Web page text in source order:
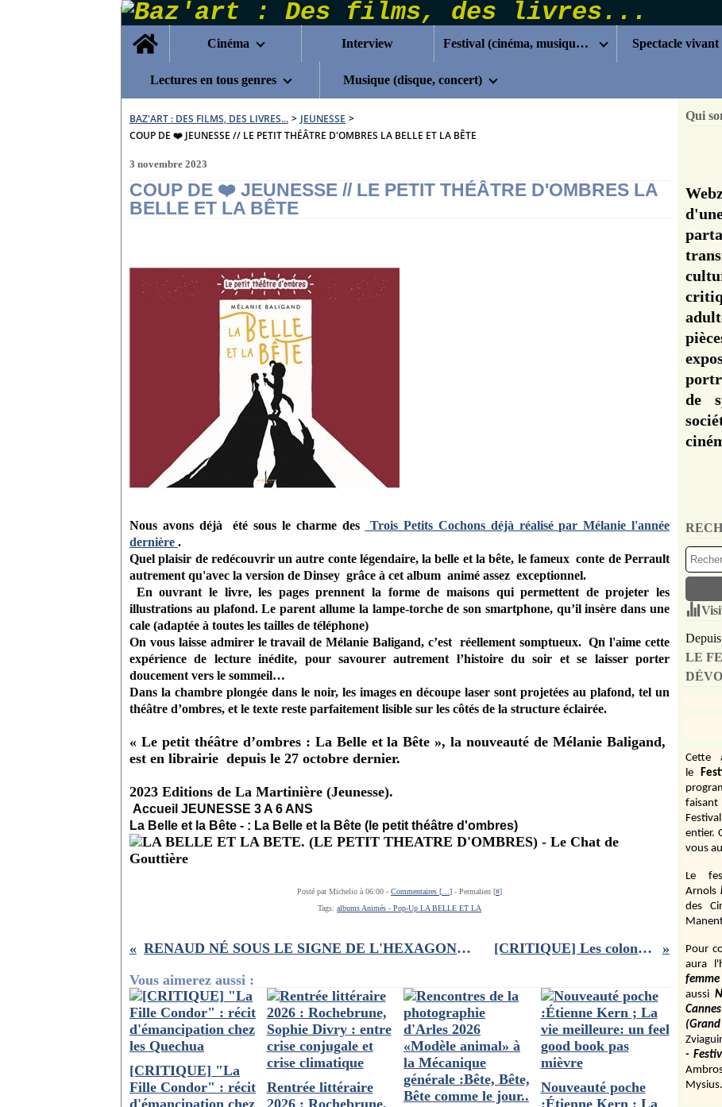
Home
Cinéma
Interview Festival (cinéma, musique...) Spectacle vivant
Lectures en tous genres Musique (disque, concert)
BAZ'ART : DES FILMS, DES LIVRES... > JEUNESSE >
COUP DE ❤️ JEUNESSE // LE PETIT THÉÂTRE D'OMBRES LA BELLE ET LA BÊTE
3 novembre 2023
COUP DE ❤️ JEUNESSE // LE PETIT THÉÂTRE D'OMBRES LA
BELLE ET LA BÊTE
Nous avons déjà été sous le charme des
Trois Petits Cochons déjà réalisé par Mélanie l'année
dernière .
Quel plaisir de redécouvrir un autre conte légendaire, la belle et la bête, le fameux conte de Perrault
autrement qu'avec la version de Dinsey grâce à cet album animé assez exceptionnel.
En ouvrant le livre, les pages prennent la forme de maisons qui permettent de projeter les
illustrations au plafond.Le parent allume la lampe-torche de son smartphone, qu’il insère dans une
cale (adaptée à toutes les tailles de téléphone)
On vous laisse admirer le travail de Mélanie Baligand, c’est réellement somptueux.Qn l'aime cette
expérience de lecture inédite, pour savourer autrement l’histoire du soir et se laisser porter
doucement vers le sommeil…
Dans la chambre plongée dans le noir, les images en découpe laser sont projetées au plafond, tel un
théâtre d’ombres, et le texte reste parfaitement lisible sur les côtés de la structure éclairée.
« Le petit théâtre d’ombres : La Belle et la Bête », la nouveauté de Mélanie Baligand,
est en librairie depuis le 27 octobre dernier.
2023 Editions de La Martinière (Jeunesse).
Accueil JEUNESSE 3 A 6 ANS
La Belle et la Bête - : La Belle et la Bête (le petit théâtre d'ombres)
Posté par Michelio à 06:00 - Commentaires [ ] - Permalien [#]
Tags: albums Animés - Pop-Up LA BELLE ET LA
RENAUD NÉ SOUS LE SIGNE DE L'HEXAGONE : une BD pour mieux comprendre notre chanteur énervant préféré
[CRITIQUE] Les colons , un étonnant film venu du Chili!!
Vous aimerez aussi :
[CRITIQUE] "La
Fille Condor" : récit
d'émancipation chez
Rentrée littéraire
2026 : Rochebrune,
Nouveauté poche
:Étienne Kern ; La
Qui
de
LE
Cette
le
entier.
vous
Le
Arnols
des
Pour
aura
femme
aussi
-
Mysius.